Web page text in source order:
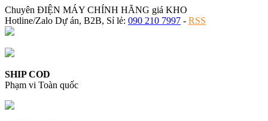
Chuyên ĐIỆN MÁY CHÍNH HÃNG giá KHO
Hotline/Zalo Dự án, B2B, Sỉ lẻ: 090 210 7997 - RSS
SHIP COD
Phạm vi Toàn quốc